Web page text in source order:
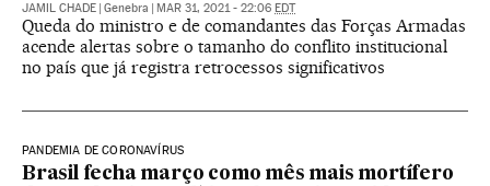
JAMIL CHADE Genebra MAR 31, 2021 - 22:06 EDT
Queda do ministro e de comandantes das Forças Armadas
acende alertas sobre o tamanho do conflito institucional
no país que já registra retrocessos significativos
PANDEMIA DE CORONAVÍRUS
Brasil fecha março como mês mais mortífero